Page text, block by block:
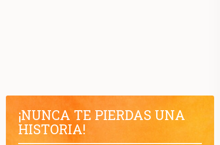
¡NUNCA TE PIERDAS UNA
HISTORIA!